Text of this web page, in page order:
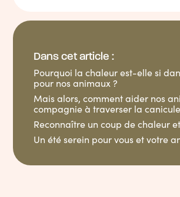
Dans cet article :
Pourquoi la chaleur est-elle si
pour nos animaux ?
Mais alors, comment aider nos
compagnie à traverser la
Reconnaître un coup de chaleur
Un été serein pour vous et votre